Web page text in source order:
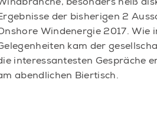
besonders heiß
der bisherigen 2
Windenergie 2017. Wie
kam der
interessantesten Gespräche
abendlichen Biertisch.